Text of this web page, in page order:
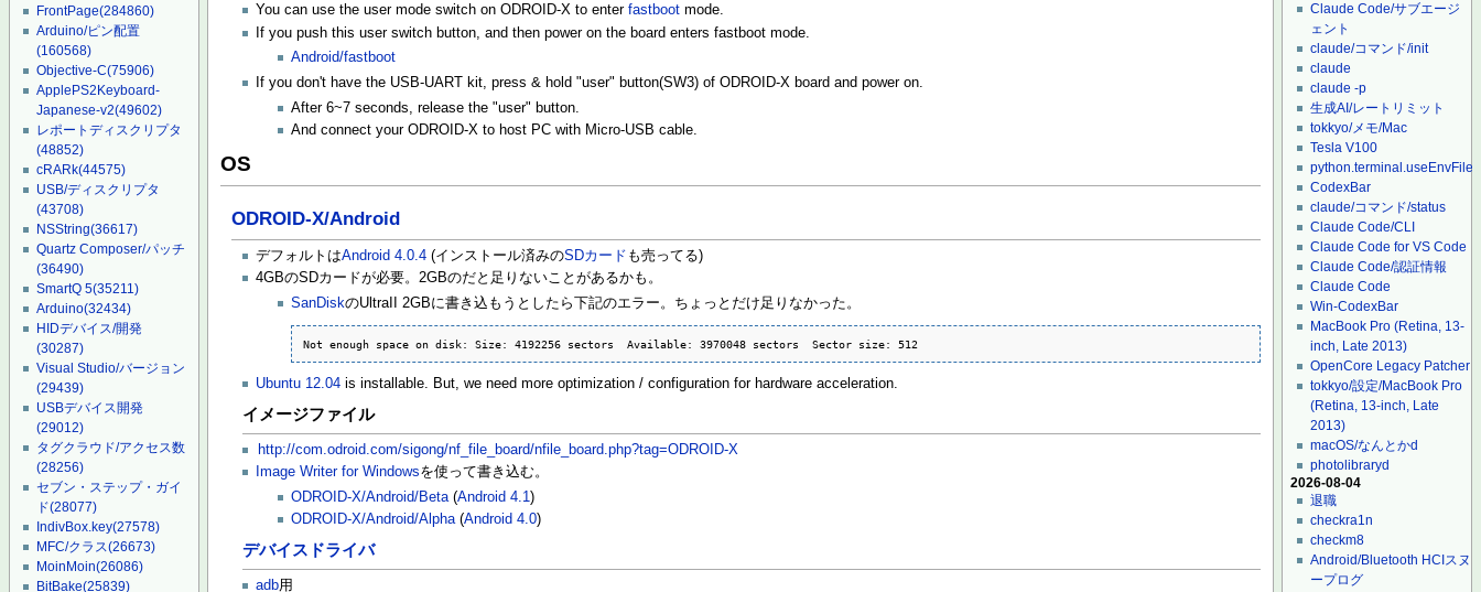
FrontPage(284860)
Arduino/ピン配置
(160568)
Objective-C(75906)
ApplePS2Keyboard-
Japanese-v2(49602)
レポートディスクリプタ
(48852)
cRARk(44575)
USB/ディスクリプタ
(43708)
NSString(36617)
Quartz Composer/パッチ
(36490)
SmartQ 5(35211)
Arduino(32434)
HIDデバイス/開発
(30287)
Visual Studio/バージョン
(29439)
USBデバイス開発
(29012)
タグクラウド/アクセス数
(28256)
セブン・ステップ・ガイ
ド(28077)
IndivBox.key(27578)
MFC/クラス(26673)
MoinMoin(26086)
BitBake(25839)
You can use the user mode switch on ODROID-X to enterfastboot mode.
If you push this user switch button, and then power on the board enters fastboot mode.
Android/fastboot
If you don't have the USB-UART kit, press & hold "user" button(SW3) of ODROID-X board and power on.
After 6~7 seconds, release the "user" button.
And connect your ODROID-X to host PC with Micro-USB cable.
OS
ODROID-X/Android
デフォルトはAndroid 4.0.4 (インストール済みのSDカード も売ってる)
4GBのSDカードが必要。2GBのだと足りないことがあるかも。
SanDiskのUltraII 2GBに書き込もうとしたら下記のエラー。ちょっとだけ足りなかった。
Not enough space on disk: Size: 4192256 sectors  Available: 3970048 sectors  Sector size: 512
Ubuntu 12.04 is installable. But, we need more optimization / configuration for hardware acceleration.
イメージファイル
http://com.odroid.com/sigong/nf_file_board/nfile_board.php?tag=ODROID-X
Image Writer for Windowsを使って書き込む。
ODROID-X/Android/Beta (Android 4.1)
ODROID-X/Android/Alpha(Android 4.0)
デバイスドライバ
adb用
Claude Code/サブエージ
ェント
claude/コマンド/init
claude
claude -p
生成AI/レートリミット
tokkyo/メモ/Mac
Tesla V100
python.terminal.useEnvFile
CodexBar
claude/コマンド/status
Claude Code/CLI
Claude Code for VS Code
Claude Code/認証情報
Claude Code
Win-CodexBar
MacBook Pro (Retina, 13-
inch, Late 2013)
OpenCore Legacy Patcher
tokkyo/設定/MacBook Pro
(Retina, 13-inch, Late
2013)
macOS/なんとかd
photolibraryd
2026-08-04
退職
checkra1n
checkm8
Android/Bluetooth HCIスヌ
ープログ